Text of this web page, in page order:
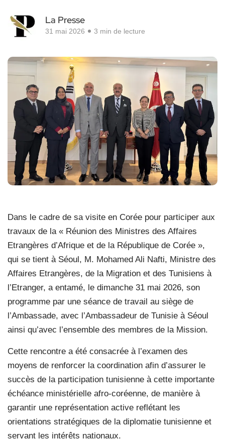
La Presse
31 mai 2026 3 min de lecture
Dans le cadre de sa visite en Corée pour participer aux
travaux de la « Réunion des Ministres des Affaires
Etrangères d’Afrique et de la République de Corée »,
qui se tient à Séoul, M. Mohamed Ali Nafti, Ministre des
Affaires Etrangères, de la Migration et des Tunisiens à
l’Etranger, a entamé, le dimanche 31 mai 2026, son
programme par une séance de travail au siège de
l’Ambassade, avec l’Ambassadeur de Tunisie à Séoul
ainsi qu’avec l’ensemble des membres de la Mission.
Cette rencontre a été consacrée à l’examen des
moyens de renforcer la coordination afin d’assurer le
succès de la participation tunisienne à cette importante
échéance ministérielle afro-coréenne, de manière à
garantir une représentation active reflétant les
orientations stratégiques de la diplomatie tunisienne et
servant les intérêts nationaux.